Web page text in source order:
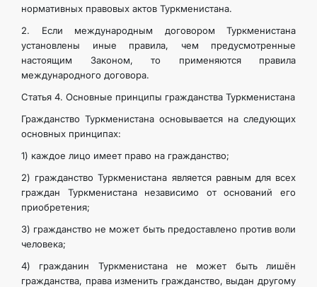
нормативных правовых актов Туркменистана.
2. Если международным договором Туркменистана
установлены иные правила, чем предусмотренные
настоящим Законом, то применяются правила
международного договора.
Статья 4. Основные принципы гражданства Туркменистана
Гражданство Туркменистана основывается на следующих
основных принципах:
1) каждое лицо имеет право на гражданство;
2) гражданство Туркменистана является равным для всех
граждан Туркменистана независимо от оснований его
приобретения;
3) гражданство не может быть предоставлено против воли
человека;
4) гражданин Туркменистана не может быть лишён
гражданства, права изменить гражданство, выдан другому